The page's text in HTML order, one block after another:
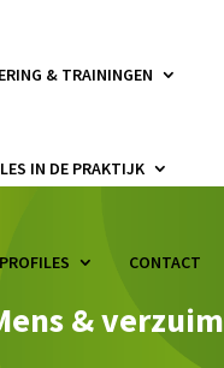
& TRAININGEN
IN DE PRAKTIJK
CONTACT
& verzuim